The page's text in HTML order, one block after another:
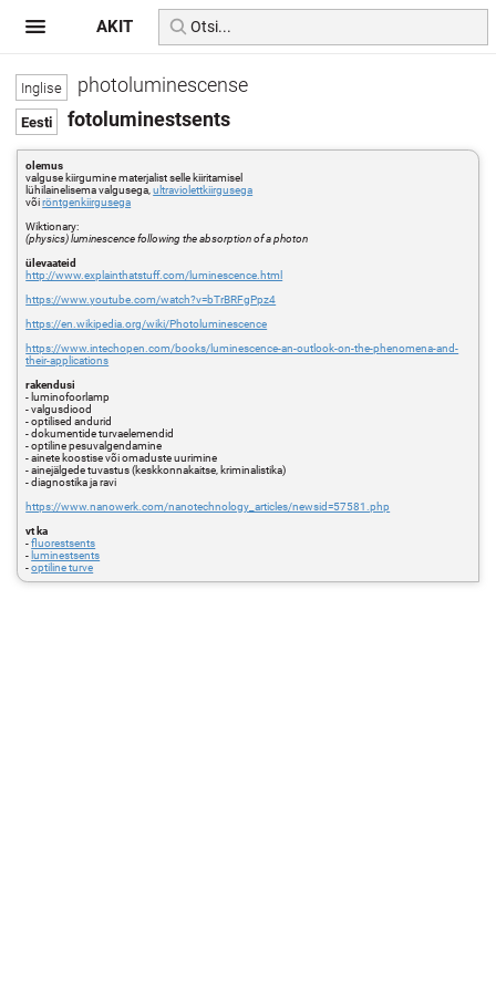
photoluminescense
fotoluminestsents
olemus
valguse kiirgumine materjalist selle kiiritamisel
lühilainelisema valgusega,ultraviolettkiirgusega
võiröntgenkiirgusega
Wiktionary:
(physics) luminescence following the absorption of a photon
ülevaateid
http://www.explainthatstuff.com/luminescence.html
https://www.youtube.com/watch?v=bTrBRFgPpz4
https://en.wikipedia.org/wiki/Photoluminescence
https://www.intechopen.com/books/luminescence-an-outlook-on-the-phenomena-and-
their-applications
rakendusi
- luminofoorlamp
- valgusdiood
- optilised andurid
- dokumentide turvaelemendid
- optiline pesuvalgendamine
- ainete koostise või omaduste uurimine
- ainejälgede tuvastus (keskkonnakaitse, kriminalistika)
- diagnostika ja ravi
https://www.nanowerk.com/nanotechnology_articles/newsid=57581.php
vt ka
-fluorestsents
- luminestsents
-optiline turve
AKIT